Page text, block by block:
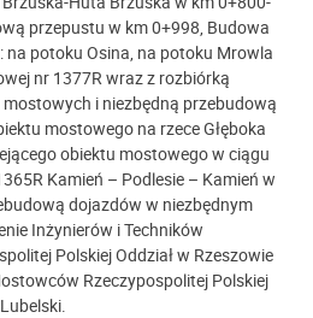
przepustu w km 0+998, Budowa
potoku Osina, na potoku Mrowla
nr 1377R wraz z rozbiórką
i niezbędną przebudową
mostowego na rzece Głęboka
obiektu mostowego w ciągu
Kamień – Podlesie – Kamień w
dojazdów w niezbędnym
Inżynierów i Techników
Polskiej Oddział w Rzeszowie
Rzeczypospolitej Polskiej